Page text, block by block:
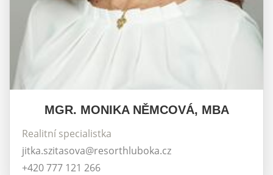
MGR. MONIKA NĚMCOVÁ, MBA
Realitní specialistka
jitka.szitasova@resorthluboka.cz
+420 777 121 266